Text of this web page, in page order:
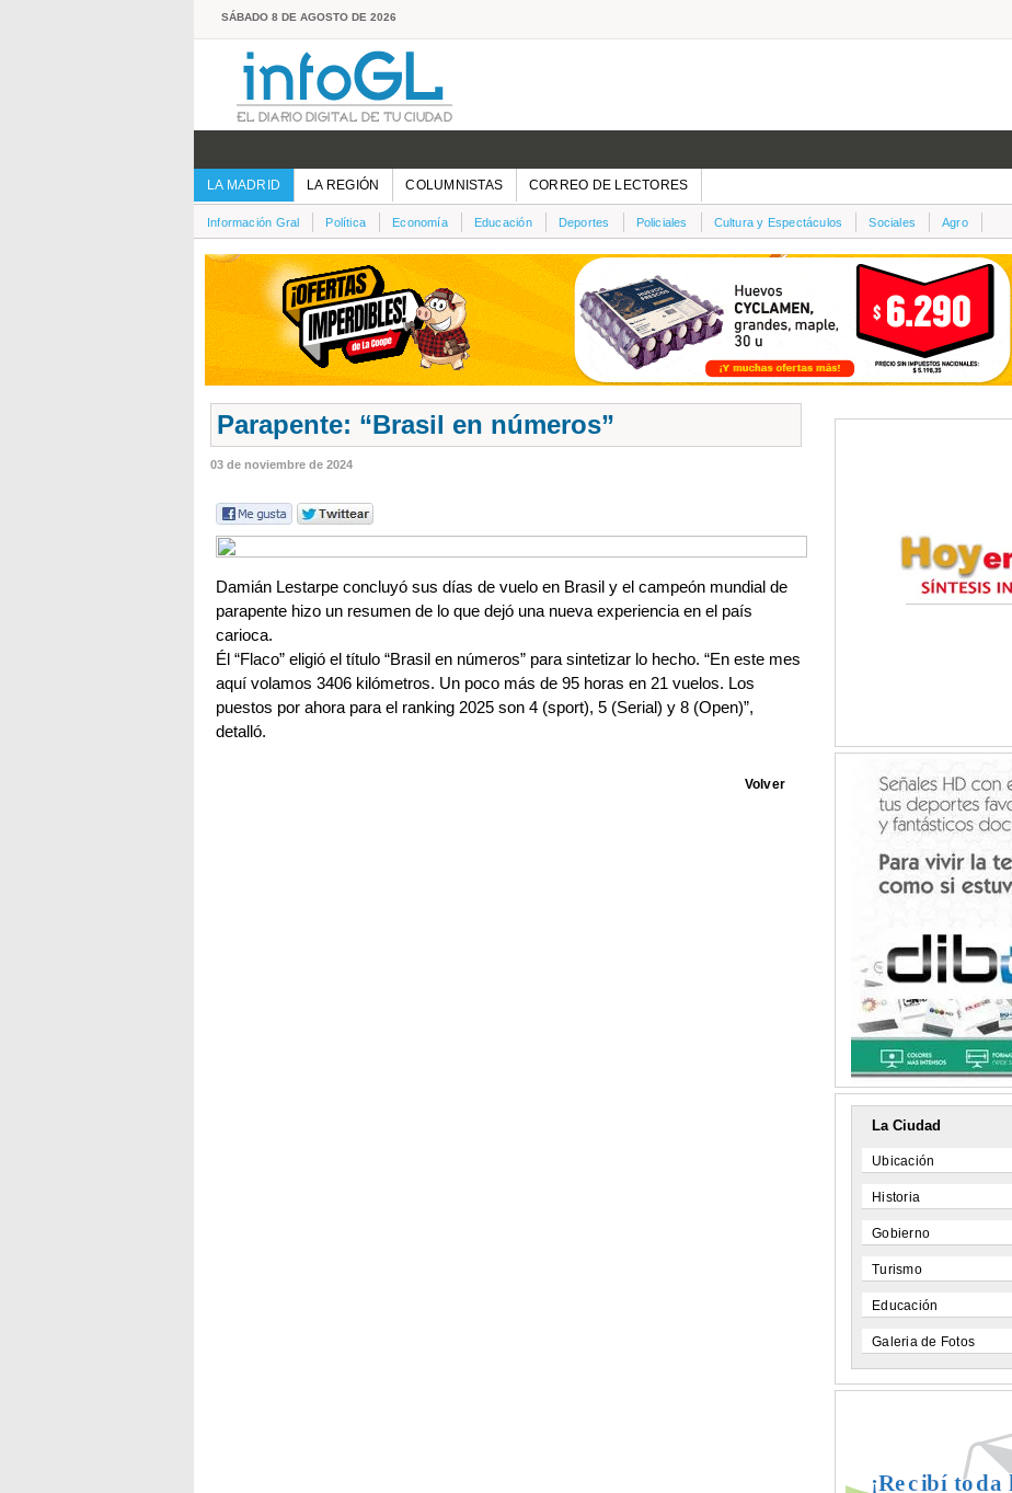
SÁBADO 8 DE AGOSTO DE 2026
LA MADRID LA REGIÓN COLUMNISTAS CORREO DE LECTORES
Información Gral Política Economía Educación Deportes Policiales Cultura y Espectáculos Sociales Agro
Parapente: “Brasil en números”
03 de noviembre de 2024
Damián Lestarpe concluyó sus días de vuelo en Brasil y el campeón mundial de
parapente hizo un resumen de lo que dejó una nueva experiencia en el país
carioca.
Él “Flaco” eligió el título “Brasil en números” para sintetizar lo hecho. “En este mes
aquí volamos 3406 kilómetros. Un poco más de 95 horas en 21 vuelos. Los
puestos por ahora para el ranking 2025 son 4 (sport), 5 (Serial) y 8 (Open)”,
detalló.
Volver
La Ciudad
Ubicación
Historia
Gobierno
Turismo
Educación
Galeria de Fotos